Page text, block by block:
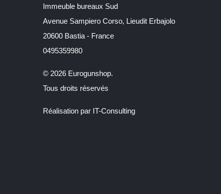
Immeuble bureaux Sud
Avenue Sampiero Corso, Lieudit Erbajolo
20600 Bastia - France
0495359980
© 2026 Eurogunshop.
Tous droits réservés
Réalisation par IT-Consulting